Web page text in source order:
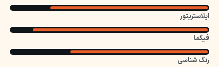
ایلاستریتور
فیگما
رنگ شناسی